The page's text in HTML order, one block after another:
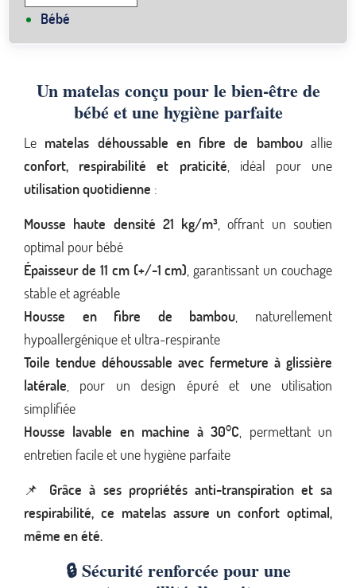
Bébé
Un matelas conçu pour le bien-être de
bébé et une hygiène parfaite
Le matelas déhoussable en fibre de bambouallie
confort, respirabilité et praticité, idéal pour une
utilisation quotidienne :
Mousse haute densité 21 kg/m³, offrant un soutien
optimal pour bébé
Épaisseur de 11 cm (+/-1 cm), garantissant un couchage
stable et agréable
Housse en fibre de bambou, naturellement
hypoallergénique et ultra-respirante
Toile tendue déhoussable avec fermeture à glissière
latérale, pour un design épuré et une utilisation
simplifiée
Housse lavable en machine à 30°C, permettant un
entretien facile et une hygiène parfaite
📌 Grâce à ses propriétés anti-transpiration et sa
respirabilité, ce matelas assure un confort optimal,
même en été.
🔒 Sécurité renforcée pour une